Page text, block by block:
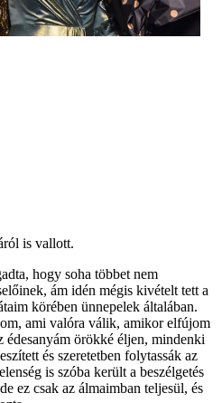
is vallott.
hogy soha többet nem
ám idén mégis kivételt tett a
körében ünnepelek általában.
ami valóra válik, amikor elfújom
édesanyám örökké éljen, mindenki
és szeretetben folytassák az
is szóba került a beszélgetés
ez csak az álmaimban teljesül, és